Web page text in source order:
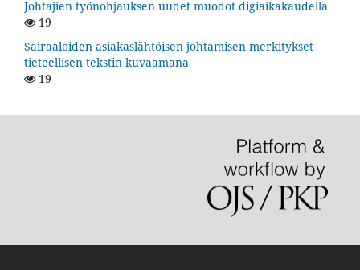
Johtajien työnohjauksen uudet muodot digiaikakaudella
19
Sairaaloiden asiakaslähtöisen johtamisen merkitykset
tieteellisen tekstin kuvaamana
19